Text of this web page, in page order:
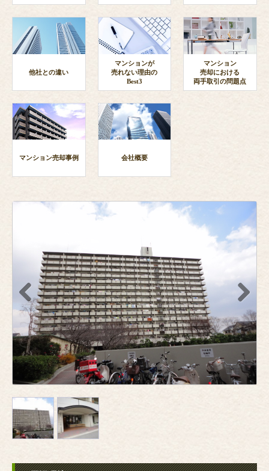
他社との違い
マンションが
売れない理由の
Best3
マンション
売却における
両手取引の問題点
マンション売却事例 会社概要
Previous Next